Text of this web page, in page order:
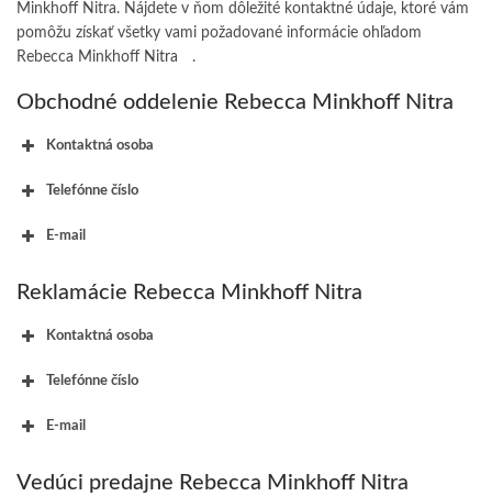
Minkhoff Nitra. Nájdete v ňom dôležité kontaktné údaje, ktoré vám
pomôžu získať všetky vami požadované informácie ohľadom
Rebecca Minkhoff Nitra .
Obchodné oddelenie Rebecca Minkhoff Nitra
Kontaktná osoba
Telefónne číslo
E-mail
Reklamácie Rebecca Minkhoff Nitra
Kontaktná osoba
Telefónne číslo
E-mail
Vedúci predajne Rebecca Minkhoff Nitra